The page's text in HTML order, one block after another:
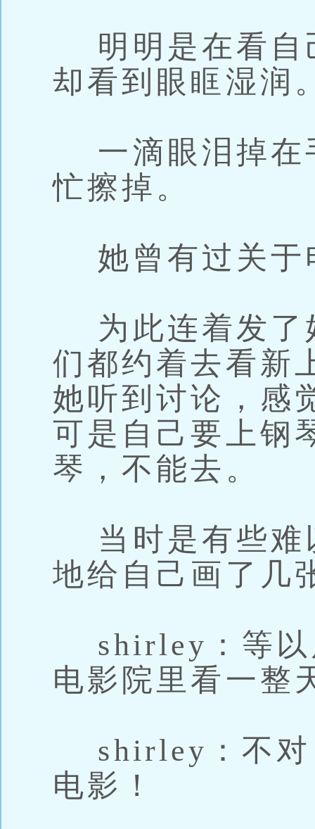
明明是在看自
却看到眼眶湿润
一滴眼泪掉在
忙擦掉。
她曾有过关于
为此连着发了
们都约着去看新
她听到讨论，感
可是自己要上钢
琴，不能去。
当时是有些难
地给自己画了
shirley：等以
电影院里看一整
shirley：不对
电影！